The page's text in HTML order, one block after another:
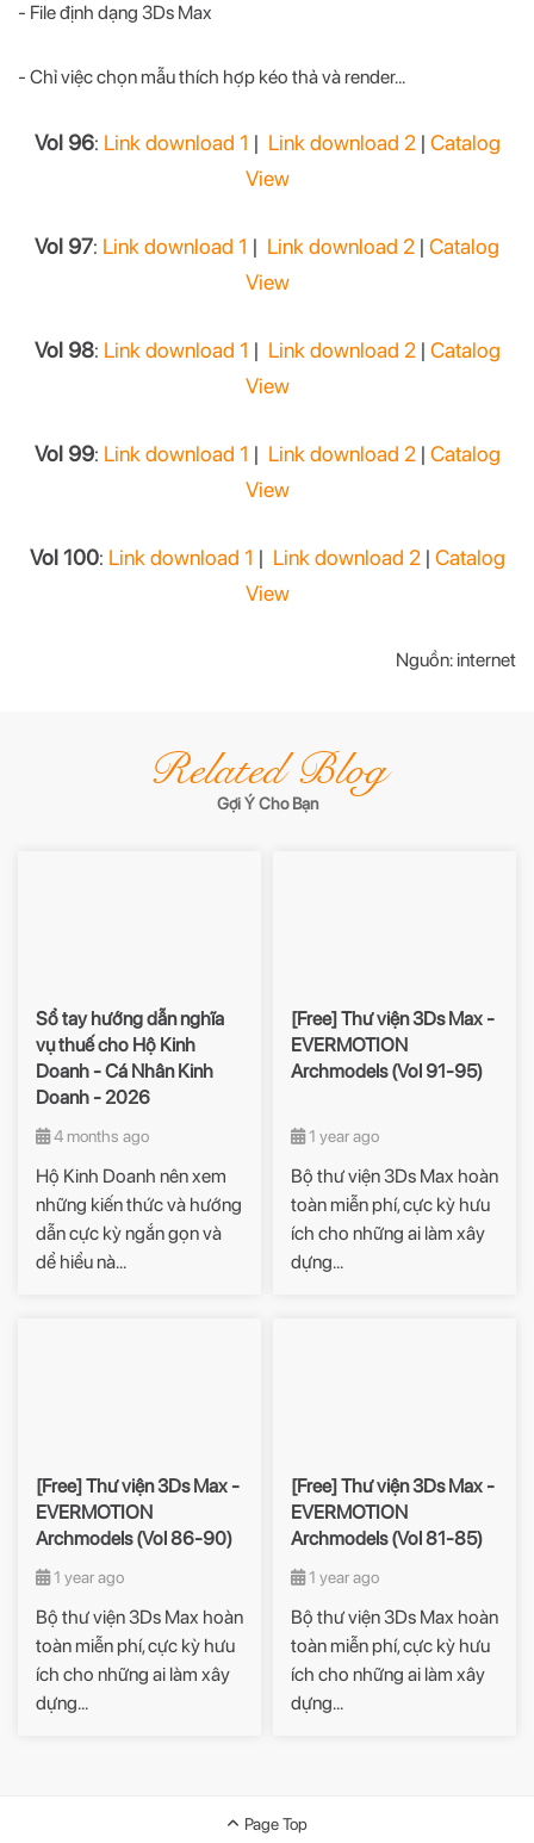
- File định dạng 3Ds Max
- Chỉ việc chọn mẫu thích hợp kéo thả và render...
Vol 96: Link download 1 | Link download 2| Catalog
View
Vol 97: Link download 1 | Link download 2 | Catalog
View
Vol 98: Link download 1 | Link download 2| Catalog
View
Vol 99: Link download 1 | Link download 2| Catalog
View
Vol 100: Link download 1 | Link download 2| Catalog
View
Nguồn: internet
Related Blog
Gợi Ý Cho Bạn
Sổ tay hướng dẫn nghĩa
vụ thuế cho Hộ Kinh
Doanh - Cá Nhân Kinh
Doanh - 2026
4 months ago
Hộ Kinh Doanh nên xem
những kiến thức và hướng
dẫn cực kỳ ngắn gọn và
dể hiểu nà...
[Free] Thư viện 3Ds Max -
EVERMOTION
Archmodels (Vol 91-95)
1 year ago
Bộ thư viện 3Ds Max hoàn
toàn miễn phí, cực kỳ hưu
ích cho những ai làm xây
dựng...
[Free] Thư viện 3Ds Max -
EVERMOTION
Archmodels (Vol 86-90)
1 year ago
Bộ thư viện 3Ds Max hoàn
toàn miễn phí, cực kỳ hưu
ích cho những ai làm xây
dựng...
[Free] Thư viện 3Ds Max -
EVERMOTION
Archmodels (Vol 81-85)
1 year ago
Bộ thư viện 3Ds Max hoàn
toàn miễn phí, cực kỳ hưu
ích cho những ai làm xây
dựng...
Page Top